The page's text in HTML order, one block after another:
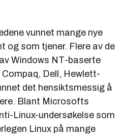
vunnet mange nye
og som tjener. Flere av de
Windows NT-baserte
Dell, Hewlett-
det hensiktsmessig å
Blant Microsofts
Linux-undersøkelse som
Linux på mange